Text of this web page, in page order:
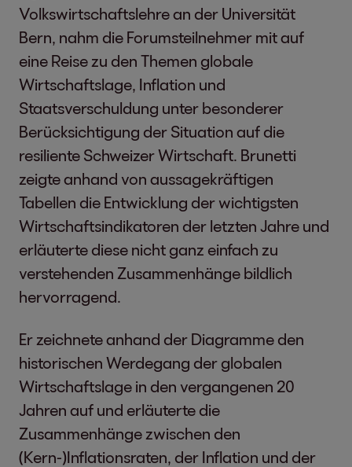
Volkswirtschaftslehre an der Universität
Bern, nahm die Forumsteilnehmer mit auf
eine Reise zu den Themen globale
Wirtschaftslage, Inflation und
Staatsverschuldung unter besonderer
Berücksichtigung der Situation auf die
resiliente Schweizer Wirtschaft. Brunetti
zeigte anhand von aussagekräftigen
Tabellen die Entwicklung der wichtigsten
Wirtschaftsindikatoren der letzten Jahre und
erläuterte diese nicht ganz einfach zu
verstehenden Zusammenhänge bildlich
hervorragend.
Er zeichnete anhand der Diagramme den
historischen Werdegang der globalen
Wirtschaftslage in den vergangenen 20
Jahren auf und erläuterte die
Zusammenhänge zwischen den
(Kern-)Inflationsraten, der Inflation und der